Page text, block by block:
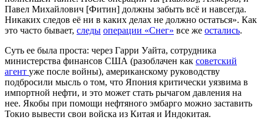
Павел Михайлович [Фитин] должны забыть всё и навсегда.
Никаких следов её ни в каких делах не должно остаться». Как
это часто бывает, следы операции «Снег» все же остались.
Суть ее была проста: через Гарри Уайта, сотрудника
министерства финансов США (разоблачен как советский
агент уже после войны), американскому руководству
подбросили мысль о том, что Япония критически уязвима в
импортной нефти, и это может стать рычагом давления на
нее. Якобы при помощи нефтяного эмбарго можно заставить
Токио вывести свои войска из Китая и Индокитая.